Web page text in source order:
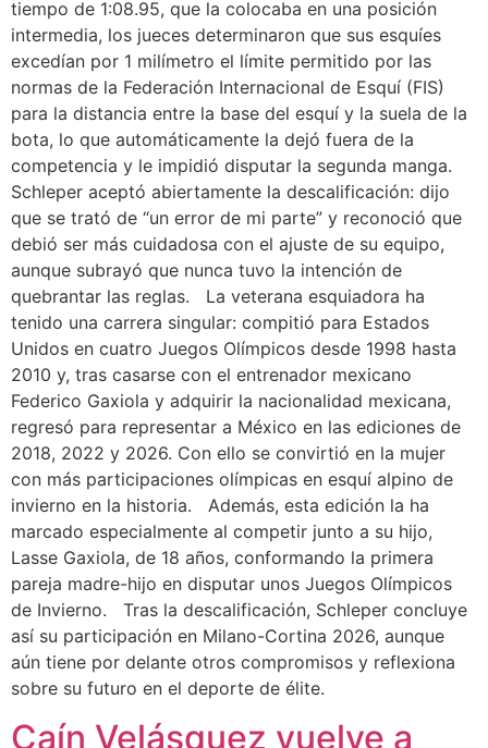
tiempo de 1:08.95, que la colocaba en una posición
intermedia, los jueces determinaron que sus esquíes
excedían por 1 milímetro el límite permitido por las
normas de la Federación Internacional de Esquí (FIS)
para la distancia entre la base del esquí y la suela de la
bota, lo que automáticamente la dejó fuera de la
competencia y le impidió disputar la segunda manga.
Schleper aceptó abiertamente la descalificación: dijo
que se trató de “un error de mi parte” y reconoció que
debió ser más cuidadosa con el ajuste de su equipo,
aunque subrayó que nunca tuvo la intención de
quebrantar las reglas. La veterana esquiadora ha
tenido una carrera singular: compitió para Estados
Unidos en cuatro Juegos Olímpicos desde 1998 hasta
2010 y, tras casarse con el entrenador mexicano
Federico Gaxiola y adquirir la nacionalidad mexicana,
regresó para representar a México en las ediciones de
2018, 2022 y 2026. Con ello se convirtió en la mujer
con más participaciones olímpicas en esquí alpino de
invierno en la historia. Además, esta edición la ha
marcado especialmente al competir junto a su hijo,
Lasse Gaxiola, de 18 años, conformando la primera
pareja madre-hijo en disputar unos Juegos Olímpicos
de Invierno. Tras la descalificación, Schleper concluye
así su participación en Milano-Cortina 2026, aunque
aún tiene por delante otros compromisos y reflexiona
sobre su futuro en el deporte de élite.
Caín Velásquez vuelve a